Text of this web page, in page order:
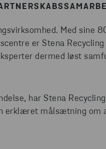
Med sine
er Stena
dermed løst
har Stena
erklæret målsætning om